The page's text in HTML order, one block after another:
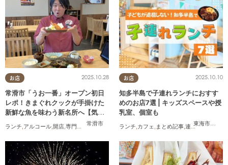
お店
常滑市
2025.10.28
常滑市「うお一番」オープン初日
レポ！きまぐれクックが手掛けた
新鮮な魚を味わう新名所へ【気に
ランチ アルコール 開店 専門店 気になるリサーチ,家族,おひとりさま
お店
東海市
,大府
2025.10.10
知多半島で子連れランチにおすす
めのお店7選 | キッズスペースや授
乳室、個室も
ランチ カフェ まとめ記事 連載 ,親子 個室